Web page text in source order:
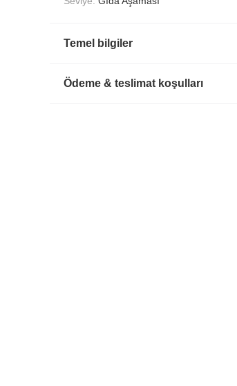
Temel bilgiler
Ödeme & teslimat koşulları